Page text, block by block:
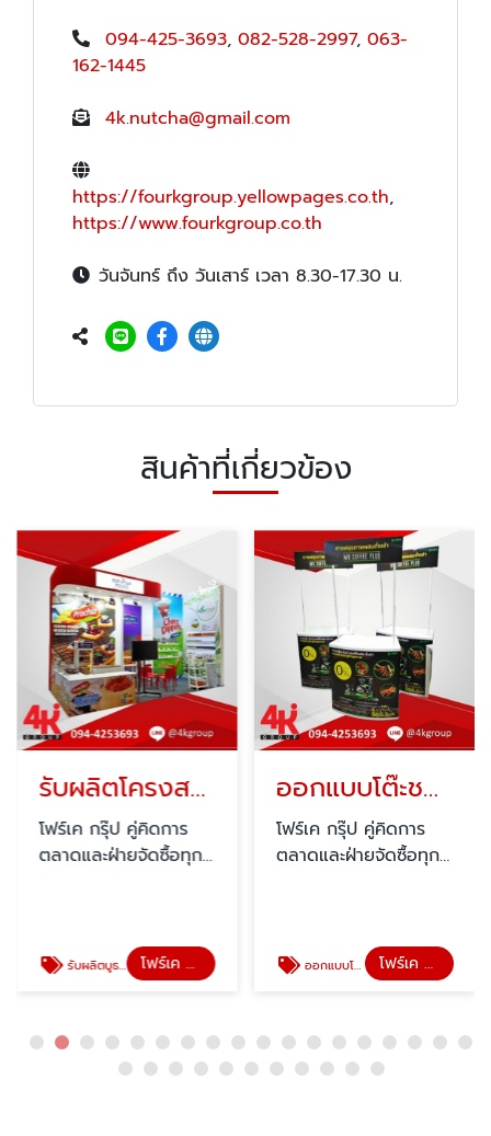
094-425-3693, 082-528-2997, 063-
162-1445
4k.nutcha@gmail.com
https://fourkgroup.yellowpages.co.th,
https://www.fourkgroup.co.th
วันจันทร์ ถึง วันเสาร์ เวลา 8.30-17.30 น.
สินค้าที่เกี่ยวข้อง
รับผลิตโครงสร้าง exhibition
โฟร์เค กรุ๊ป คู่คิดการ
ตลาดและฝ่ายจัดซื้อทุก
รับผลิตบูธ บริษัทออกแบบบูธ โฟร์เค กรุ๊ป
ออกแบบโต๊ะชงชิม
โฟร์เค กรุ๊ป คู่คิดการ
ตลาดและฝ่ายจัดซื้อทุก
ออกแบบโต๊ะชงชิม ราคาถูก โฟร์เค กรุ๊ป